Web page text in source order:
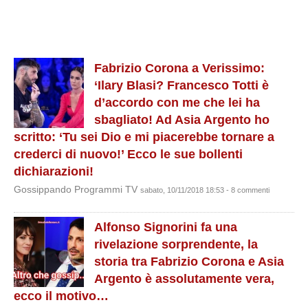
Fabrizio Corona a Verissimo:
‘Ilary Blasi? Francesco Totti è
d’accordo con me che lei ha
sbagliato! Ad Asia Argento ho
scritto: ‘Tu sei Dio e mi piacerebbe tornare a
crederci di nuovo!’ Ecco le sue bollenti
dichiarazioni!
Gossippando Programmi TV sabato, 10/11/2018 18:53 - 8 commenti
Alfonso Signorini fa una
rivelazione sorprendente, la
storia tra Fabrizio Corona e Asia
Argento è assolutamente vera,
ecco il motivo…